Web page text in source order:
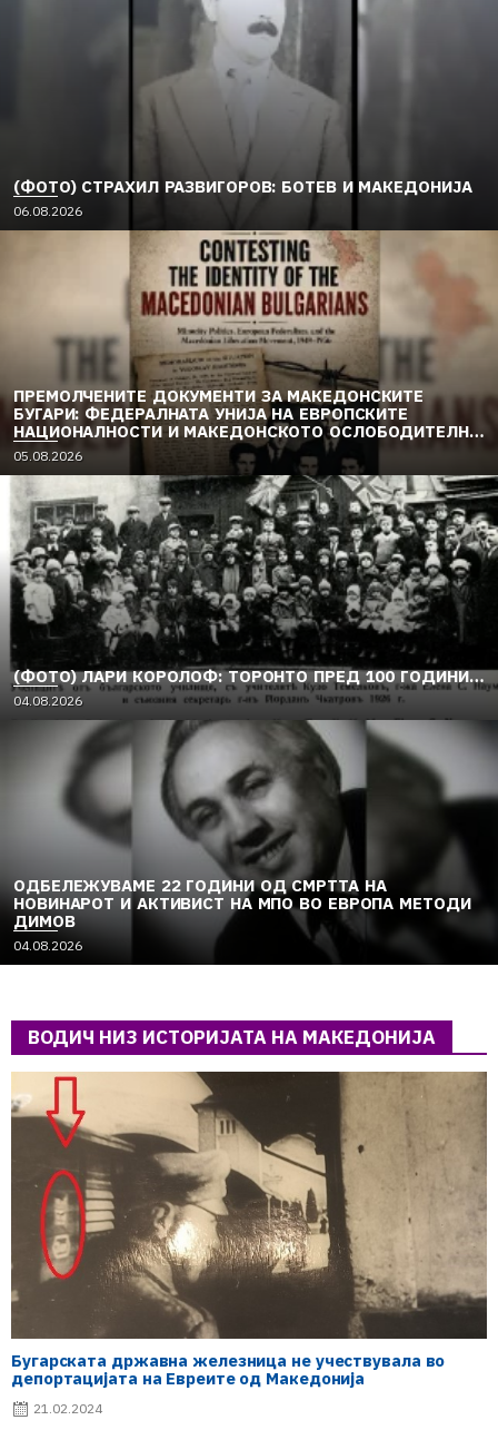
(ФОТО) СТРАХИЛ РАЗВИГОРОВ: БОТЕВ И МАКЕДОНИЈА
06.08.2026
ПРЕМОЛЧЕНИТЕ ДОКУМЕНТИ ЗА МАКЕДОНСКИТЕ
БУГАРИ: ФЕДЕРАЛНАТА УНИЈА НА ЕВРОПСКИТЕ
НАЦИОНАЛНОСТИ И МАКЕДОНСКОТО ОСЛОБОДИТЕЛНО
ДВИЖЕЊЕ (1949–1956) (2)
05.08.2026
(ФОТО) ЛАРИ КОРОЛОФ: ТОРОНТО ПРЕД 100 ГОДИНИ…
04.08.2026
ОДБЕЛЕЖУВАМЕ 22 ГОДИНИ ОД СМРТТА НА
НОВИНАРОТ И АКТИВИСТ НА МПО ВО ЕВРОПА МЕТОДИ
ДИМОВ
04.08.2026
ВОДИЧ НИЗ ИСТОРИЈАТА НА МАКЕДОНИЈА
Бугарската државна железница не учествувала во
депортацијата на Евреите од Македонија
21.02.2024